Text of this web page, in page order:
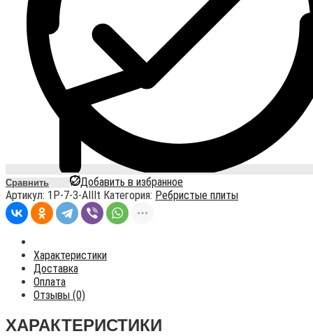
Сравнить
Добавить в избранное
Артикул: 1P-7-3-AIIIt Категория: Ребристые плиты
Характеристики
Доставка
Оплата
Отзывы (0)
ХАРАКТЕРИСТИКИ